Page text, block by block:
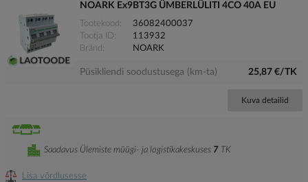
NOARK Ex9BT3G ÜMBERLÜLITI 4CO 40A EU
Tootekood
36082400037
Tootja ID
113932
Bränd
NOARK
Püsikliendi soodustusega (km-ta) 25,87 €/TK
Kuva detailid
Lisa võrdlusesse
Saadavus Ülemiste müügi- ja logistikakeskuses 7 TK